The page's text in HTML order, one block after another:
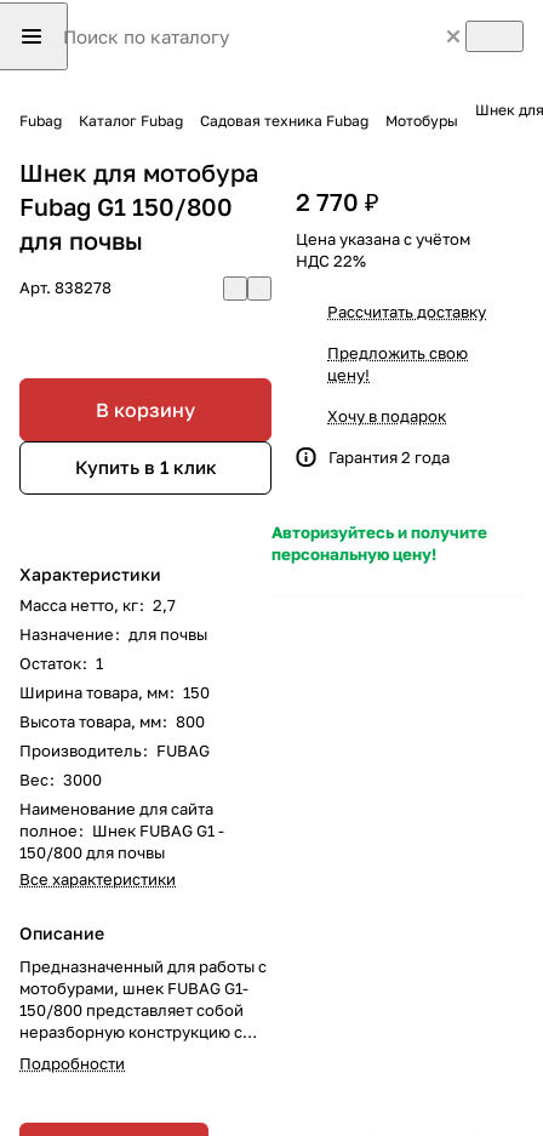
Fubag Каталог Fubag Садовая техника Fubag Мотобуры
Шнек
Шнек для мотобура
Fubag G1 150/800
для почвы
Арт. 838278
В корзину
Купить в 1 клик
Характеристики
Масса нетто, кг: 2,7
Назначение: для почвы
Остаток: 1
Ширина товара, мм: 150
Высота товара, мм: 800
Производитель: FUBAG
Вес: 3000
Наименование для сайта
полное: Шнек FUBAG G1 -
150/800 для почвы
Все характеристики
Описание
Предназначенный для работы с
мотобурами, шнек FUBAG G1-
150/800 представляет собой
неразборную конструкцию с
винтовым режущим элементом,
гарантирующим эффективное и
Подробности
2 770 ₽
Цена указана с учётом
НДС 22%
Рассчитать доставку
Предложить свою
цену!
Хочу в подарок
Гарантия 2 года
Авторизуйтесь и получите
персональную цену!